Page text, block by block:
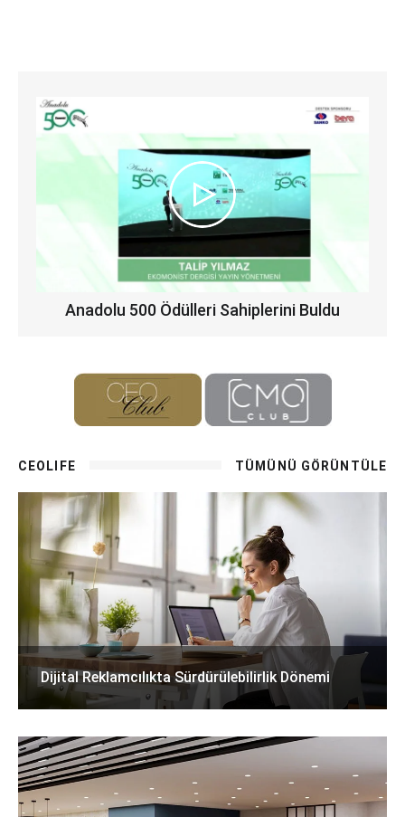
Anadolu 500 Ödülleri Sahiplerini Buldu
CEOLIFE TÜMÜNÜ GÖRÜNTÜLE
Dijital Reklamcılıkta Sürdürülebilirlik Dönemi